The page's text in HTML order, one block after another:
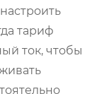
тариф
ток, чтобы